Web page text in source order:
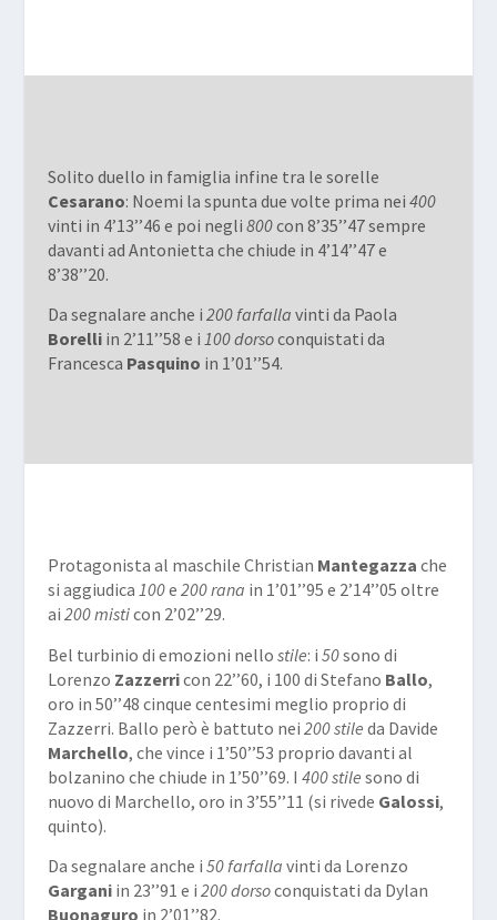
Solito duello in famiglia infine tra le sorelle
Cesarano: Noemi la spunta due volte prima nei 400
vinti in 4’13’’46 e poi negli 800con 8’35’’47 sempre
davanti ad Antonietta che chiude in 4’14’’47 e
8’38’’20.
Da segnalare anche i 200 farfalla vinti da Paola
Borelliin 2’11’’58 e i 100 dorsoconquistati da
Francesca Pasquino in 1’01’’54.
Protagonista al maschile Christian Mantegazza che
si aggiudica 100e 200 rana in 1’01’’95 e 2’14’’05 oltre
ai 200 misticon 2’02’’29.
Bel turbinio di emozioni nello stile: i 50sono di
Lorenzo Zazzerricon 22’’60, i 100 di Stefano Ballo,
oro in 50’’48 cinque centesimi meglio proprio di
Zazzerri. Ballo però è battuto nei 200 stile da Davide
Marchello, che vince i 1’50’’53 proprio davanti al
bolzanino che chiude in 1’50’’69. I 400 stile sono di
nuovo di Marchello, oro in 3’55’’11 (si rivede Galossi,
quinto).
Da segnalare anche i 50 farfalla vinti da Lorenzo
Garganiin 23’’91 e i 200 dorsoconquistati da Dylan
Buonaguro in 2’01’’82.